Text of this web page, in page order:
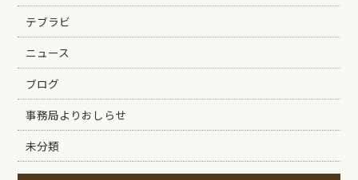
テブラビ
ニュース
ブログ
事務局よりおしらせ
未分類